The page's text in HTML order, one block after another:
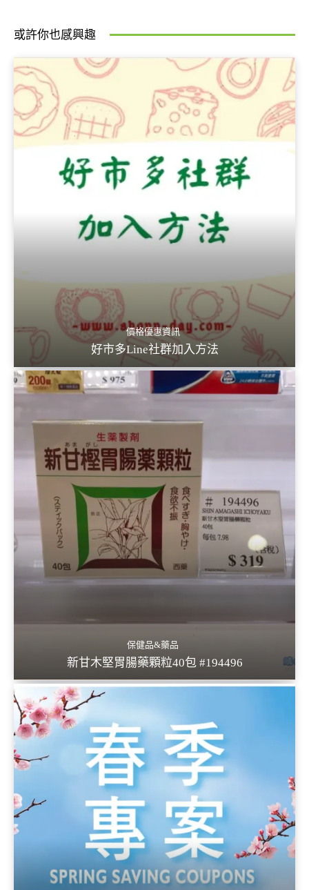
或許你也感興趣
價格優惠資訊
好市多Line社群加入方法
保健品&藥品
新甘木堅胃腸藥顆粒40包 #194496